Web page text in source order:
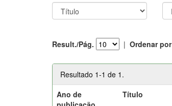
Result./Pág. | Ordenar por
Resultado 1-1 de 1.
Ano de
Título